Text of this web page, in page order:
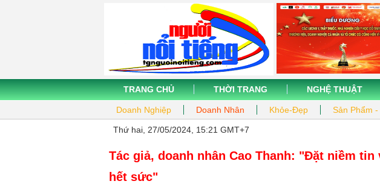
TRANG CHỦ THỜI TRANG NGHỆ THUẬT
Doanh Nghiệp Doanh Nhân Khỏe-Đẹp Sản Phẩm -
Thứ hai, 27/05/2024, 15:21 GMT+7
Tác giả, doanh nhân Cao Thanh: "Đặt niềm
hết sức"